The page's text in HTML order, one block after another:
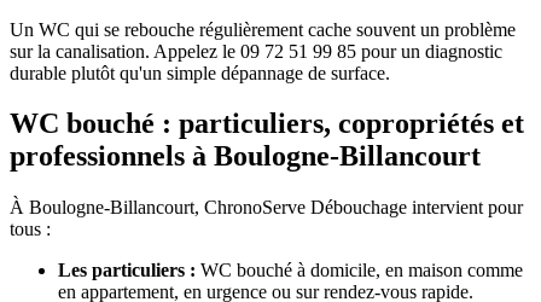
Un WC qui se rebouche régulièrement cache souvent un problème
sur la canalisation. Appelez le 09 72 51 99 85 pour un diagnostic
durable plutôt qu'un simple dépannage de surface.
WC bouché : particuliers, copropriétés et
professionnels à Boulogne-Billancourt
À Boulogne-Billancourt, ChronoServe Débouchage intervient pour
tous :
Les particuliers : WC bouché à domicile, en maison comme
en appartement, en urgence ou sur rendez-vous rapide.